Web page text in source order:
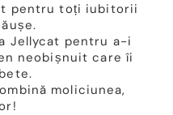
pentru toți iubitorii
Jellycat pentru a-i
neobișnuit care îi
moliciunea,